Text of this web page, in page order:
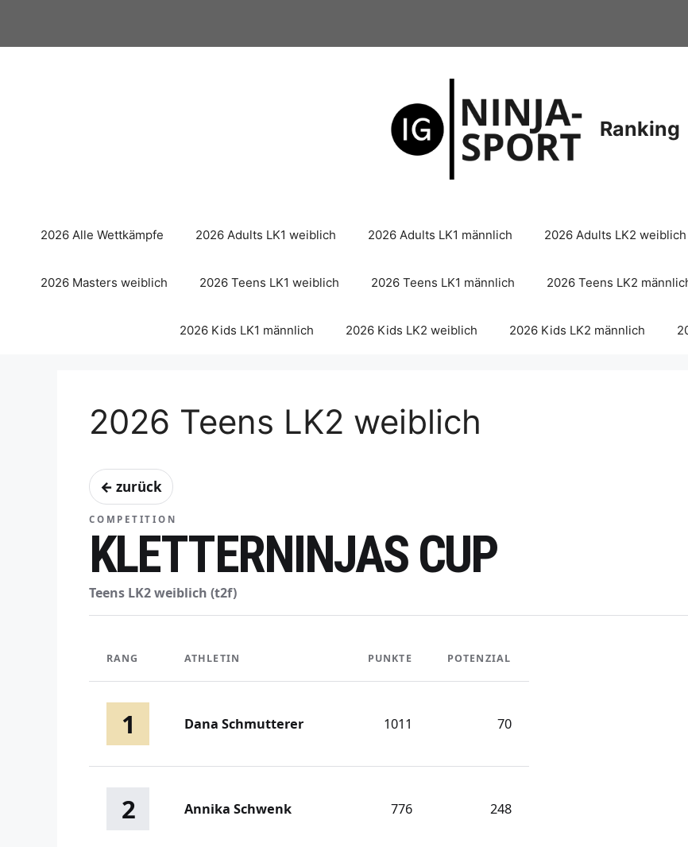
springen
Ranking
2026 Alle Wettkämpfe 2026 Adults LK1 weiblich 2026 Adults LK1 männlich 2026 Adults LK2 weiblich
2026 Masters weiblich 2026 Teens LK1 weiblich 2026 Teens LK1 männlich 2026 Teens LK2
2026 Kids LK1 männlich 2026 Kids LK2 weiblich 2026 Kids LK2 männlich
2026 Teens LK2 weiblich
← zurück
COMPETITION
KLETTERNINJAS CUP
Teens LK2 weiblich (t2f)
RANG ATHLETIN PUNKTE POTENZIAL
1 Dana Schmutterer 1011 70
2 Annika Schwenk 776 248